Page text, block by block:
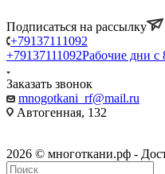
Подписаться на рассылку
+79137111092
+79137111092Рабочие дни с
Заказать звонок
mnogotkani_rf@mail.ru
Автогенная, 132
2026 © многоткани.рф -